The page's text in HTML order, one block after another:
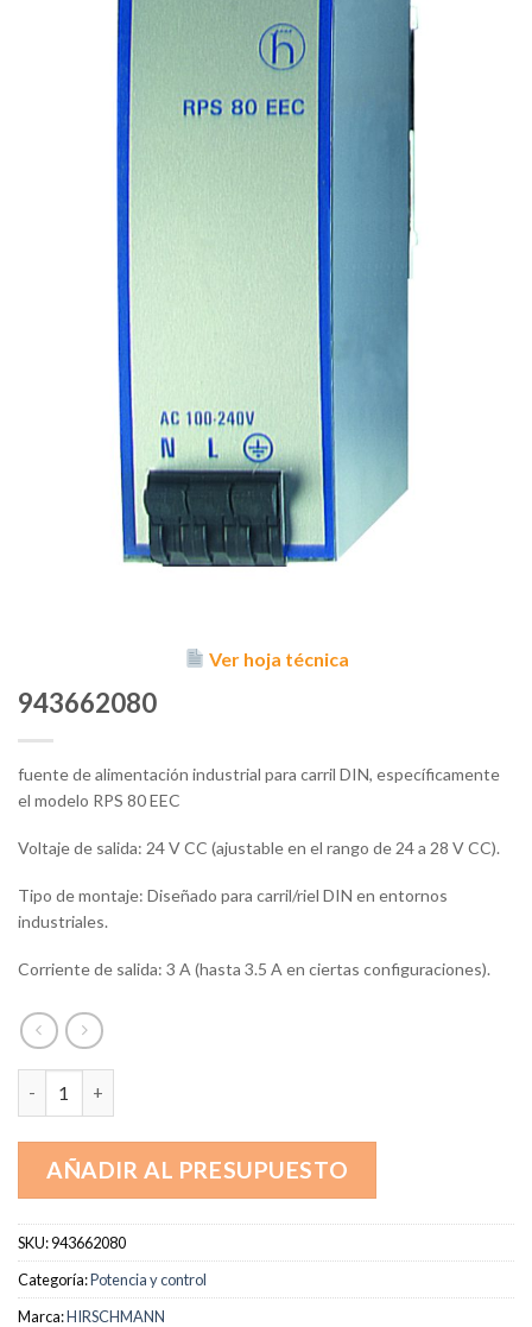
Ver hoja técnica
943662080
fuente de alimentación industrial para carril DIN, específicamente
el modelo RPS 80 EEC
Voltaje de salida: 24 V CC (ajustable en el rango de 24 a 28 V CC).
Tipo de montaje: Diseñado para carril/riel DIN en entornos
industriales.
Corriente de salida: 3 A (hasta 3.5 A en ciertas configuraciones).
AÑADIR AL PRESUPUESTO
SKU:943662080
Categoría:Potencia y control
Marca:HIRSCHMANN